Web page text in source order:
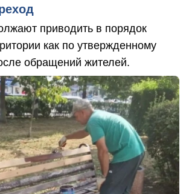
приводить в порядок
как по утвержденному
обращений жителей.